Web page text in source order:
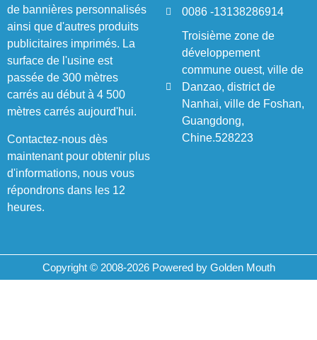
de bannières personnalisés
ainsi que d'autres produits
publicitaires imprimés. La
surface de l'usine est
passée de 300 mètres
carrés au début à 4 500
mètres carrés aujourd'hui.
Contactez-nous dès
maintenant pour obtenir plus
d'informations, nous vous
répondrons dans les 12
heures.
0086 -13138286914
Troisième zone de
développement
commune ouest, ville de
Danzao, district de
Nanhai, ville de Foshan,
Guangdong,
Chine.528223
Copyright © 2008-2026 Powered by Golden Mouth